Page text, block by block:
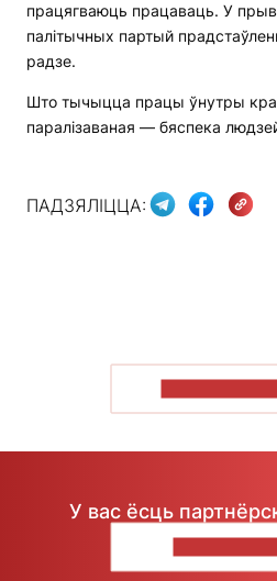
працягваюць працаваць. У
палітычных партый
радзе.
Што тычыцца працы ўнутры
паралізаваная — бяспека
ПАДЗЯЛІЦЦА:
У вас ёсць